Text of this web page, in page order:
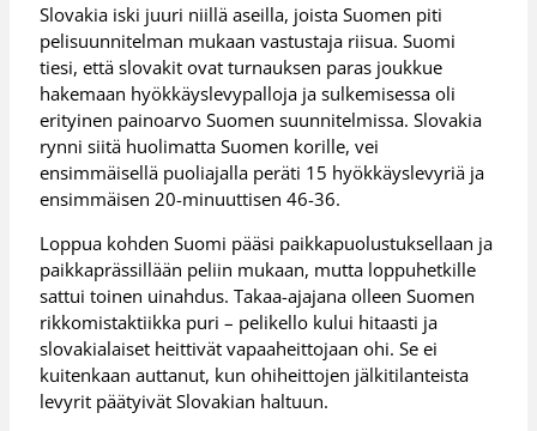
Slovakia iski juuri niillä aseilla, joista Suomen piti
pelisuunnitelman mukaan vastustaja riisua. Suomi
tiesi, että slovakit ovat turnauksen paras joukkue
hakemaan hyökkäyslevypalloja ja sulkemisessa oli
erityinen painoarvo Suomen suunnitelmissa. Slovakia
rynni siitä huolimatta Suomen korille, vei
ensimmäisellä puoliajalla peräti 15 hyökkäyslevyriä ja
ensimmäisen 20-minuuttisen 46-36.
Loppua kohden Suomi pääsi paikkapuolustuksellaan ja
paikkaprässillään peliin mukaan, mutta loppuhetkille
sattui toinen uinahdus. Takaa-ajajana olleen Suomen
rikkomistaktiikka puri – pelikello kului hitaasti ja
slovakialaiset heittivät vapaaheittojaan ohi. Se ei
kuitenkaan auttanut, kun ohiheittojen jälkitilanteista
levyrit päätyivät Slovakian haltuun.